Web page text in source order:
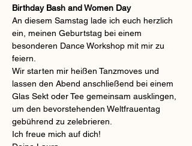
Birthday Bash and Women Day
An diesem Samstag lade ich euch herzlich
ein, meinen Geburtstag bei einem
besonderen Dance Workshop mit mir zu
feiern.
Wir starten mir heißen Tanzmoves und
lassen den Abend anschließend bei einem
Glas Sekt oder Tee gemeinsam ausklingen,
um den bevorstehenden Weltfrauentag
gebührend zu zelebrieren.
Ich freue mich auf dich!